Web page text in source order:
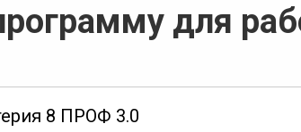
для
8 ПРОФ 3.0